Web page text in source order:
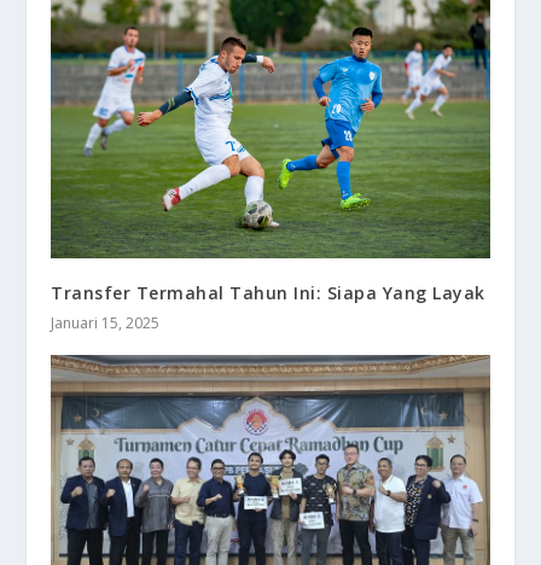
Transfer Termahal Tahun Ini: Siapa Yang Layak
Januari 15, 2025